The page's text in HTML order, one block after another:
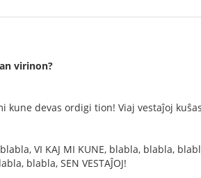
virinon?
kune devas ordigi tion! Viaj vestaĵoj
VI KAJ MI KUNE, blabla, blabla,
blabla, SEN VESTAĴOJ!